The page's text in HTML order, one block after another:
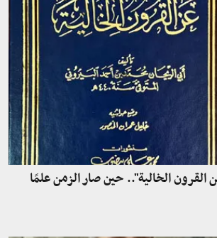
عن القرون الخالية".. حين صار الزمن علمًا